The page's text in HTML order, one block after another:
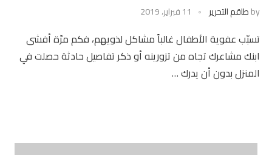
byطاقم التحرير 11 فبراير، 2019
تسبّب عفوية الأطفال غالباً مشاكل لذويهم، فكم مرّة أفشى
ابنك مشاعرك تجاه من تزورينه أو ذكر تفاصيل حادثة حصلت في
المنزل بدون أن يدرك …